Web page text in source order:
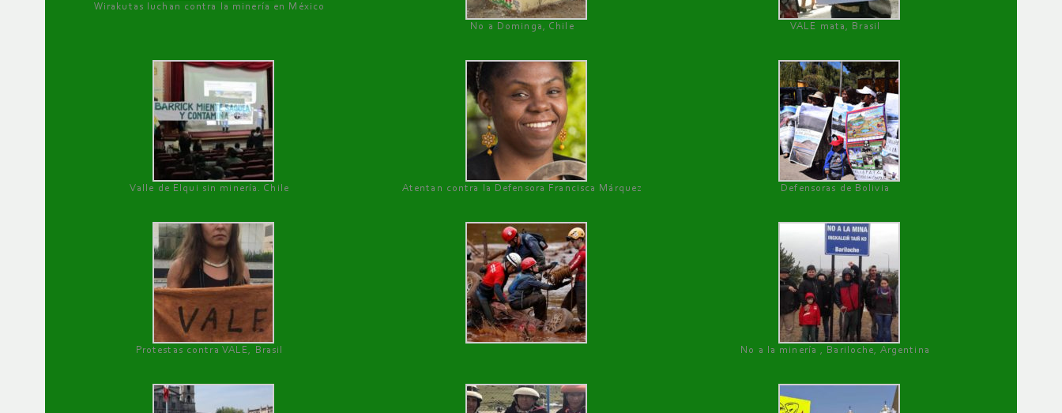
Wirakutas luchan contra la minería en México
No a Dominga, Chile
VALE mata, Brasil
Valle de Elqui sin minería. Chile Atentan contra la Defensora Francisca Márquez Defensoras de Bolivia
Protestas contra VALE, Brasil No a la minería , Bariloche, Argentina